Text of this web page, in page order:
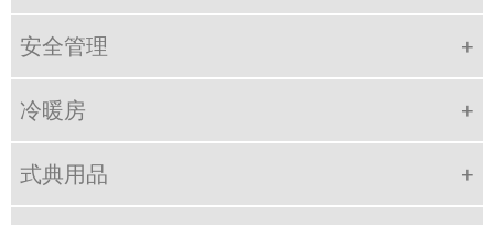
安全管理
冷暖房
式典用品